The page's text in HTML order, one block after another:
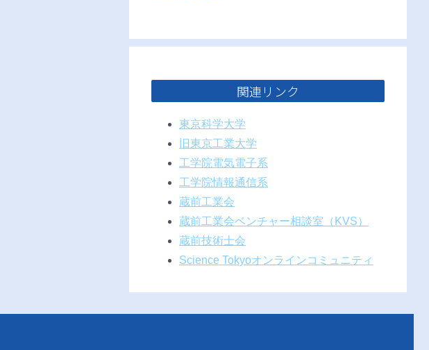
関連リンク
東京科学大学
旧東京工業大学
工学院電気電子系
工学院情報通信系
蔵前工業会
蔵前工業会ベンチャー相談室（KVS）
蔵前技術士会
Science Tokyoオンラインコミュニティ